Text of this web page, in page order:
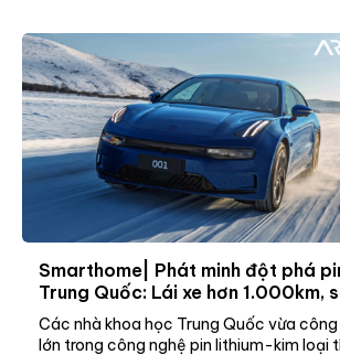
Smarthome| Phát minh đột phá
Trung Quốc: Lái xe hơn 1.000km,
Các nhà khoa học Trung Quốc vừa
lớn trong công nghệ pin lithium-kim loại